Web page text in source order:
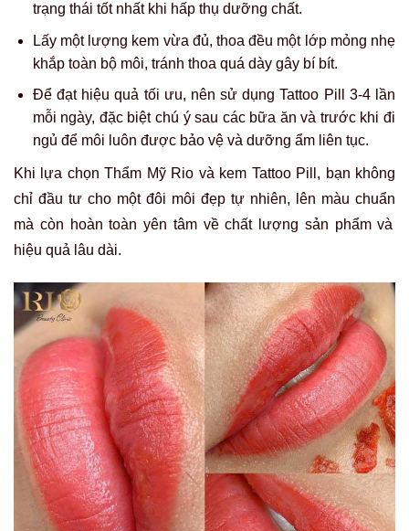
trạng thái tốt nhất khi hấp thụ dưỡng chất.
Lấy một lượng kem vừa đủ, thoađều một lớp mỏng nhẹ
khắptoàn bộ môi, tránh thoa quá dày gây bí bít.
Để đạt hiệu quả tối ưu, nên sử dụngTattoo Pill
3-4 lần
mỗi ngày, đặc biệtchú ýsau các bữa ăn và trước khi đi
ngủ để môi luôn được bảo vệ và dưỡng ẩm liên tục.
Khi lựa chọn Thẩm Mỹ Rio và kem Tattoo Pill, bạn không
chỉ đầu tư cho một đôi môi đẹp tự nhiên, lên màu chuẩn
mà còn hoàn toàn yên tâm về chất lượng sản phẩmvà
hiệu quả lâu dài.